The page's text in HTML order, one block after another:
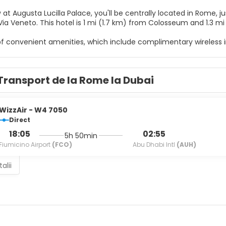
Augusta Lucilla Palace, you'll be centrally located in Rome,
foot from Via Veneto. This hotel is 1 mi (1.7 km) from Colosseum
convenient amenities, which include complimentary
wireless internet access keeps you connected, and
with bathtubs or showers feature complimentary toiletries
and desks.
from the snack bar/deli, or stay in and take advantage of
at the bar/lounge. Buffet breakfasts are available daily from
include dry cleaning/laundry services, a 24-hour front
de la Rome la Dubai
- W4 7050
Direct
18:05
Fiumicino Airport (FCO)
5h 50min 02:55
Abu Dhabi Intl (AUH)